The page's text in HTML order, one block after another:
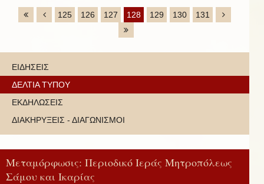
125 126 127 128 129 130 131
ΕΙΔΗΣΕΙΣ
ΔΕΛΤΙΑ ΤΥΠΟΥ
ΕΚΔΗΛΩΣΕΙΣ
ΔΙΑΚΗΡΥΞΕΙΣ - ΔΙΑΓΩΝΙΣΜΟΙ
Μεταμόρφωσις: Περιοδικό Ιεράς Μητροπόλεως
Σάμου και Ικαρίας